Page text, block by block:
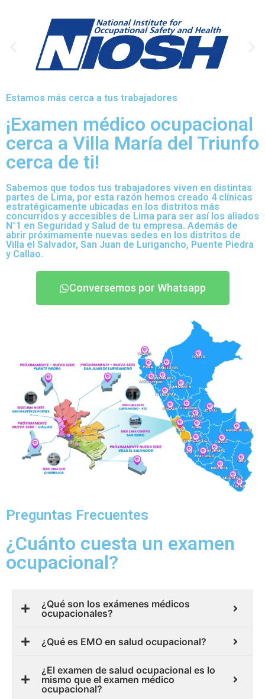
Estamos más cerca a tus trabajadores
¡Examen médico ocupacional
cerca a Villa María del Triunfo
cerca de ti!
Sabemos que todos tus trabajadores viven en distintas
partes de Lima, por esta razón hemos creado 4 clínicas
estratégicamente ubicadas en los distritos más
concurridos y accesibles de Lima para ser así los aliados
N°1 en Seguridad y Salud de tu empresa. Además de
abrir próximamente nuevas sedes en los distritos de
Villa el Salvador, San Juan de Lurigancho, Puente Piedra
y Callao.
Conversemos por Whatsapp
Preguntas Frecuentes
¿Cuánto cuesta un examen
ocupacional?
¿Qué son los exámenes médicos
ocupacionales?
¿Qué es EMO en salud ocupacional?
¿El examen de salud ocupacional es lo
mismo que el examen médico
ocupacional?